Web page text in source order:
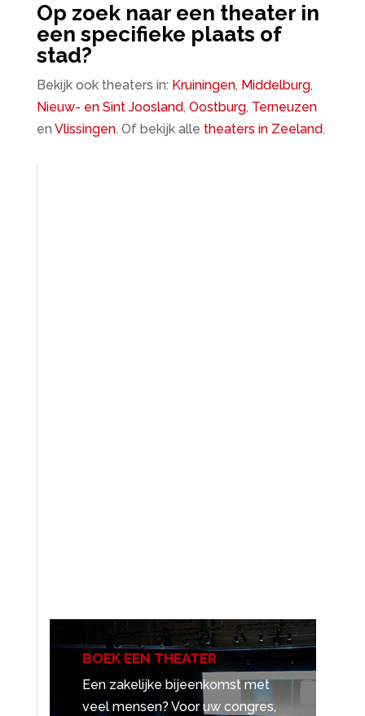
Op zoek naar een theater in
een specifieke plaats of
stad?
Bekijk ook theaters in: Kruiningen, Middelburg,
Nieuw- en Sint Joosland, Oostburg, Terneuzen
en Vlissingen. Of bekijk alle theaters in Zeeland.
BOEK EEN THEATER
Een zakelijke bijeenkomst met
veel mensen? Voor uw congres,